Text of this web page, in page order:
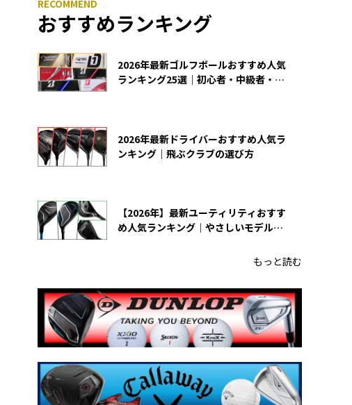
おすすめランキング
2026年最新ゴルフボールおすすめ人気
ランキング25選｜初心者・中級者・上
2026年最新ドライバーおすすめ人気ラ
ンキング｜飛ぶクラブの選び方
【2026年】最新ユーティリティおすす
め人気ランキング｜やさしいモデルの
もっと読む